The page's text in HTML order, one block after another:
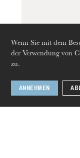
Wenn Sie mit dem
der Verwendung von
zu.
ANNEHMEN